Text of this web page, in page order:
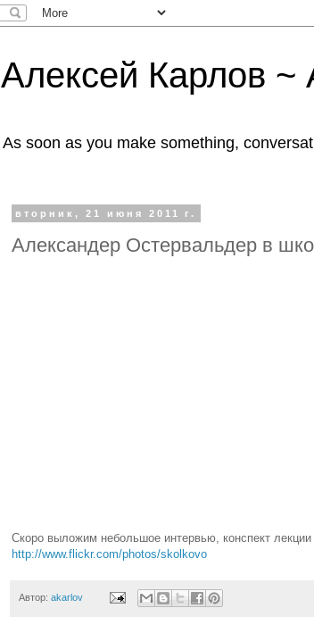
Алексей Карлов ~
As soon as you make something,
вторник, 21 июня 2011 г.
Александер Остервальдер в
Скоро выложим небольшое интервью, конспект
http://www.flickr.com/photos/skolkovo
Автор: akarlov